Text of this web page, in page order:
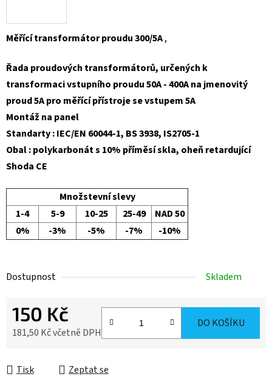
Měřící transformátor proudu 300/5A,
Řada proudových transformátorů, určených k
transformaci vstupního proudu 50A - 400A na jmenovitý
proud 5A pro měřící přístroje se vstupem 5A
Montáž na panel
Standarty : IEC/EN 60044-1, BS 3938, IS2705-1
Obal : polykarbonát s 10% příměsí skla, oheň retardující
Shoda CE
Množstevní slevy
1-4
5-9 10-25 25-49
NAD 50
0%
-3% -5% -7% -10%
Dostupnost Skladem
150 Kč
181,50 Kč včetně DPH
DO KOŠÍKU
Tisk Zeptat se